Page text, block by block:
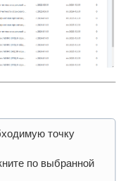
точку
по выбранной